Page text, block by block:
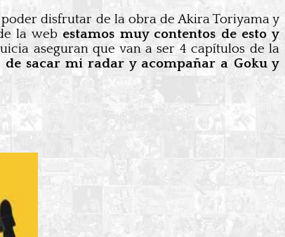
disfrutar de la obra de Akira Toriyama y
la web estamos muy contentos de esto y
aseguran que van a ser 4 capítulos de la
de sacar mi radar y acompañar a Goku y